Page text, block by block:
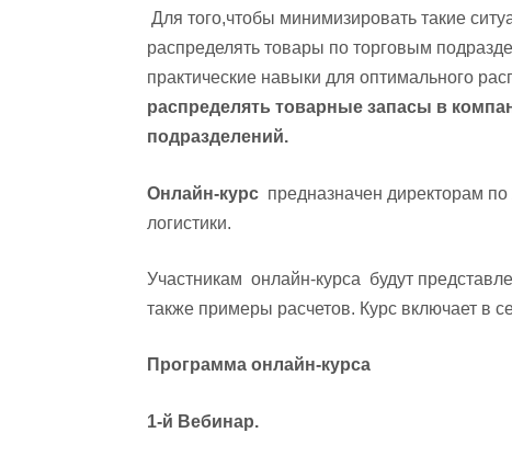
Для того,чтобы минимизировать такие
распределять товары по торговым
практические навыки для оптимального
распределять товарные запасы в
подразделений.
Онлайн-курс предназначен директорам
логистики.
Участникам онлайн-курса будут
также примеры расчетов. Курс включает в
Программа онлайн-курса
1-й Вебинар.